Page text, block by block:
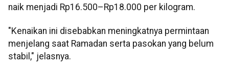
naik menjadi Rp16.500–Rp18.000 per kilogram.
"Kenaikan ini disebabkan meningkatnya permintaan
menjelang saat Ramadan serta pasokan yang belum
stabil," jelasnya.